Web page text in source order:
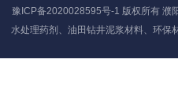
豫ICP备2020028595号-1 版权所有 濮
水处理药剂、油田钻井泥浆材料、环保